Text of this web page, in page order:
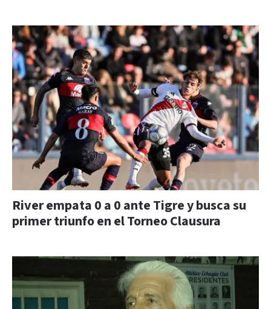
River empata 0 a 0 ante Tigre y busca su
primer triunfo en el Torneo Clausura